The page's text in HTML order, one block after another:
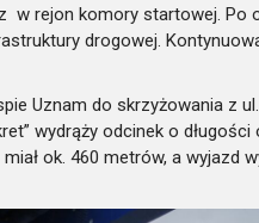
w rejon komory startowej. Po
drogowej.
Uznam do skrzyżowania z
wydrąży odcinek o długości
ok. 460 metrów, a wyjazd